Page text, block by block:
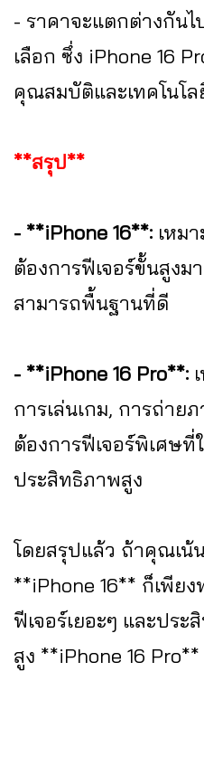
- ราคาจะแตกต่างกัน
เลือก ซึ่ง iPhone 16
คุณสมบัติและเทคโนโ
**สรุป**
- **iPhone 16**: เหม
ต้องการฟีเจอร์ขั้นสูง
สามารถพื้นฐานที่ดี
- **iPhone 16 Pro**:
การเล่นเกม, การถ่า
ต้องการฟีเจอร์พิเศษที่
ประสิทธิภาพสูง
โดยสรุปแล้ว ถ้าคุณเน้
**iPhone 16** ก็เพีย
ฟีเจอร์เยอะๆ และปร
สูง **iPhone 16